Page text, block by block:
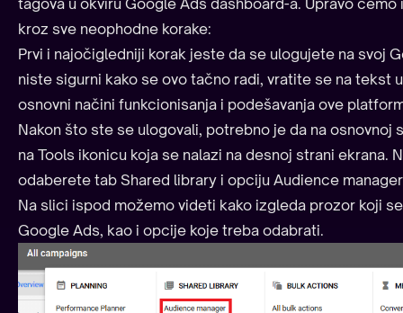
kroz sve neophodne korake:
Prvi i najočigledniji korak jeste da se ulogujete na svoj
niste sigurni kako se ovo tačno radi, vratite se na tekst
osnovni načini funkcionisanja i podešavanja ove
Nakon što ste se ulogovali, potrebno je da na osnovnoj
na Tools ikonicu koja se nalazi na desnoj strani ekrana.
odaberete tab Shared library i opciju Audience
Na slici ispod možemo videti kako izgleda prozor koji
Google Ads, kao i opcije koje treba odabrati.